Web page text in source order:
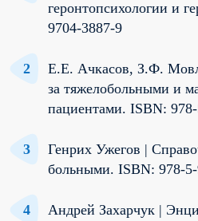
геронтопсихологии и
9704-3887-9
Е.Е. Ачкасов, З.Ф.
за тяжелобольными и
пациентами. ISBN:
Генрих Ужегов |
больными. ISBN: 978-
Андрей Захарчук |